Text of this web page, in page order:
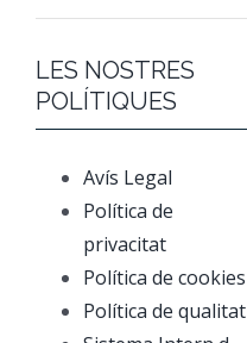
LES NOSTRES
POLÍTIQUES
Avís Legal
Política de
privacitat
Política de cookies
Política de qualitat